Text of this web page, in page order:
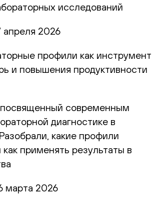
исследований
апреля 2026
профили как инструмент
и повышения продуктивности
современным
диагностике в
какие профили
применять результаты в
марта 2026